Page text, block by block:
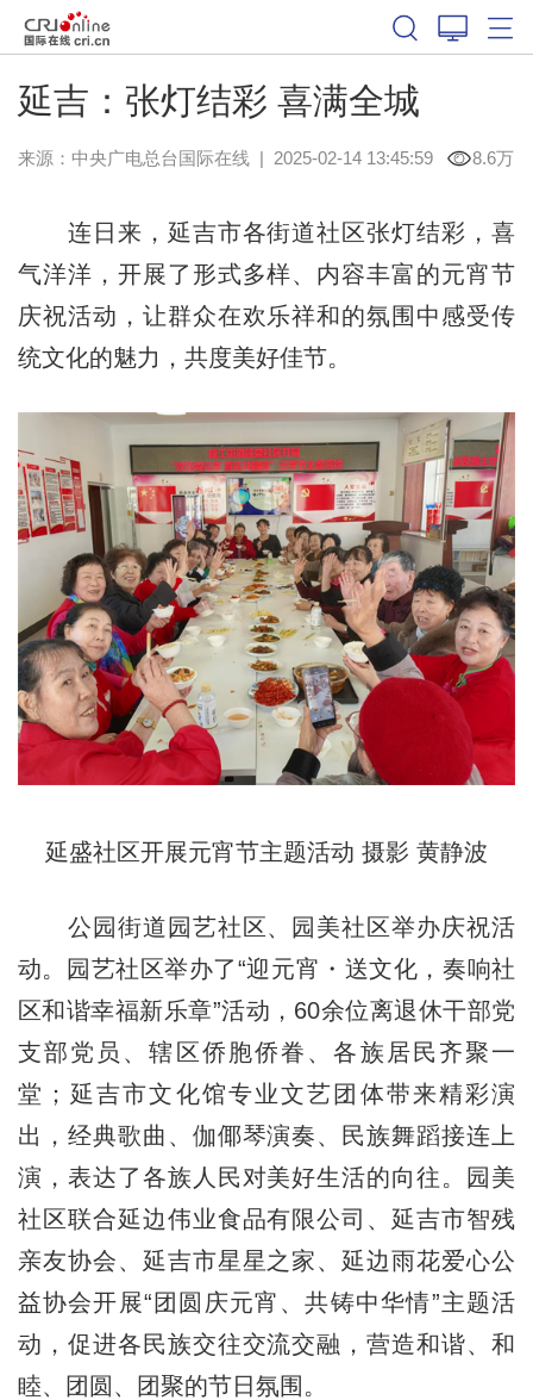
延吉：张灯结彩 喜满全城
来源：中央广电总台国际在线| 2025-02-14 13:45:59 8.6万
连日来，延吉市各街道社区张灯结彩，喜
气洋洋，开展了形式多样、内容丰富的元宵节
庆祝活动，让群众在欢乐祥和的氛围中感受传
统文化的魅力，共度美好佳节。
延盛社区开展元宵节主题活动 摄影 黄静波
公园街道园艺社区、园美社区举办庆祝活
动。园艺社区举办了“迎元宵・送文化，奏响社
区和谐幸福新乐章”活动，60余位离退休干部党
支部党员、辖区侨胞侨眷、各族居民齐聚一
堂；延吉市文化馆专业文艺团体带来精彩演
出，经典歌曲、伽倻琴演奏、民族舞蹈接连上
演，表达了各族人民对美好生活的向往。园美
社区联合延边伟业食品有限公司、延吉市智残
亲友协会、延吉市星星之家、延边雨花爱心公
益协会开展“团圆庆元宵、共铸中华情”主题活
动，促进各民族交往交流交融，营造和谐、和
睦、团圆、团聚的节日氛围。